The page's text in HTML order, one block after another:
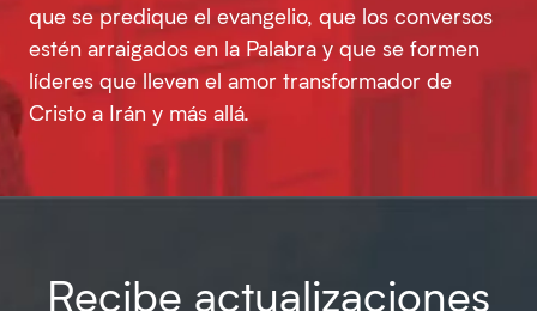
que se predique el evangelio, que los conversos
estén arraigados en la Palabra y que se formen
líderes que lleven el amor transformador de
Cristo a Irán y más allá.
Recibe actualizaciones